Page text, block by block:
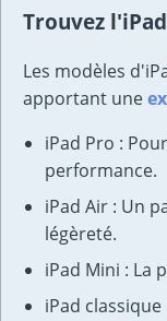
Trouvez
Les modèles
apportant une
iPad Pro :
performance.
iPad Air : Un
légèreté.
iPad Mini : La
iPad